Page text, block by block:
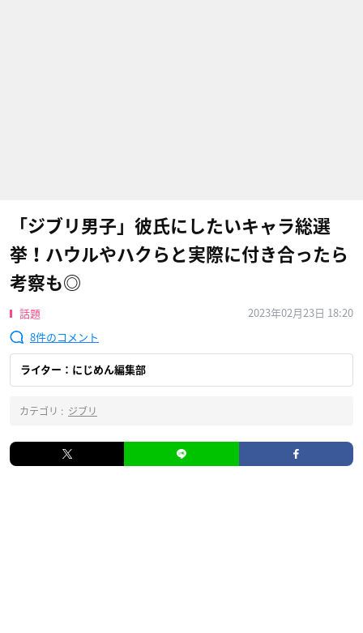
「ジブリ男子」彼氏にしたいキャラ総選
挙！ハウルやハクらと実際に付き合ったら
考察も◎
話題
2023年02月23日 18:20
8
ライター：にじめん編集部
カテゴリ : ジブリ